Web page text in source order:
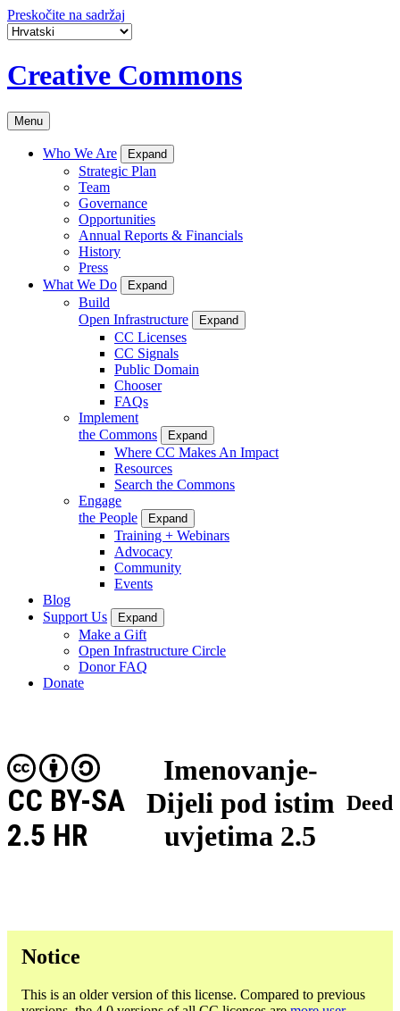
Preskočite na sadržaj
Creative Commons
Menu
Who We Are Expand
Strategic Plan
Team
Governance
Opportunities
Annual Reports & Financials
History
Press
What We Do
Expand
Build
Open Infrastructure
Expand
CC Licenses
CC Signals
Public Domain
Chooser
FAQs
Implement
the Commons
Expand
Where CC Makes An Impact
Resources
Search the Commons
Engage
the People
Expand
Training + Webinars
Advocacy
Community
Events
Blog
Support Us
Expand
Make a Gift
Open Infrastructure Circle
Donor FAQ
Donate
Imenovanje-
Dijeli pod istim
uvjetima 2.5
CC BY-SA
2.5 HR
Deed
Notice
This is an older version of this license. Compared to previous